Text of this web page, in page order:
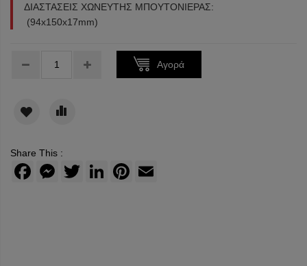
ΔΙΑΣΤΑΣΕΙΣ ΧΩΝΕΥΤΗΣ ΜΠΟΥΤΟΝΙΕΡΑΣ:
(94x150x17mm)
Αγορά
Share This :
FacebookMessenger
Twitter LinkedInPinterest